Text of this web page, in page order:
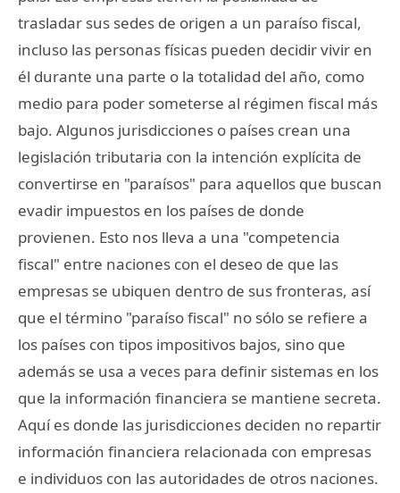
trasladar sus sedes de origen a un paraíso fiscal,
incluso las personas físicas pueden decidir vivir en
él durante una parte o la totalidad del año, como
medio para poder someterse al régimen fiscal más
bajo. Algunos jurisdicciones o países crean una
legislación tributaria con la intención explícita de
convertirse en "paraísos" para aquellos que buscan
evadir impuestos en los países de donde
provienen. Esto nos lleva a una "competencia
fiscal" entre naciones con el deseo de que las
empresas se ubiquen dentro de sus fronteras, así
que el término "paraíso fiscal" no sólo se refiere a
los países con tipos impositivos bajos, sino que
además se usa a veces para definir sistemas en los
que la información financiera se mantiene secreta.
Aquí es donde las jurisdicciones deciden no repartir
información financiera relacionada con empresas
e individuos con las autoridades de otros naciones.